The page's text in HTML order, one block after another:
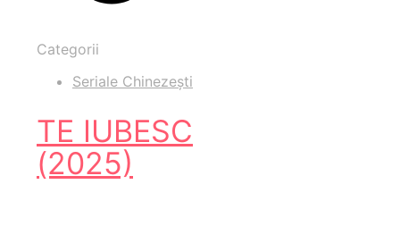
Categorii
Seriale Chinezești
TE IUBESC
(2025)